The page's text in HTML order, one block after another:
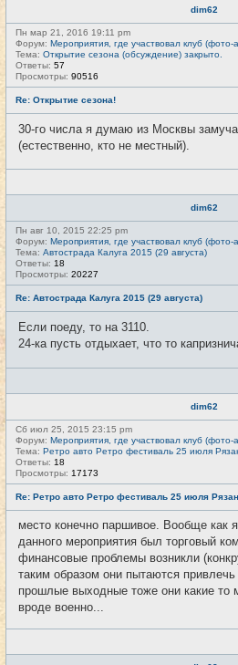
dim62
Пн мар 21, 2016 19:11 pm
Форум: Мероприятия, где участвовал клуб (фото-
Тема: Открытие сезона (обсуждение) закрыто.
Ответы: 57
Просмотры: 90516
Re: Открытие сезона!
30-го числа я думаю из Москвы
(естественно, кто не местный).
dim62
Пн авг 10, 2015 22:25 pm
Форум: Мероприятия, где участвовал клуб (фото-
Тема: Автострада Калуга 2015 (29 августа)
Ответы: 18
Просмотры: 20227
Re: Автострада Калуга 2015 (29 августа)
Если поеду, то на 3110.
24-ка пусть отдыхает, что то
dim62
Сб июл 25, 2015 23:15 pm
Форум: Мероприятия, где участвовал клуб (фото-
Тема: Ретро авто Ретро фестиваль 25 июля
Ответы: 18
Просмотры: 17173
Re: Ретро авто Ретро фестиваль 25 июля
место конечно паршивое. Вообще как
данного мероприятия был торговый
финансовые проблемы возникли
таким образом они пытаются
прошлые выходные тоже они какие то
вроде военно...